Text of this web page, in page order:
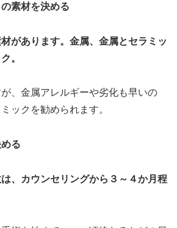
素材を決める
があります。金属、金属とセラミッ
。
、金属アレルギーや劣化も早いの
ックを勧められます。
る
、カウンセリングから３～４か月程